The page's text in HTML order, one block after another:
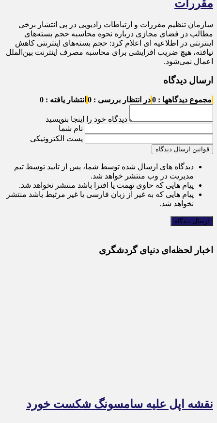
مقررات
سازمان تنظیم مقررات و ارتباطات رادیویی در پی انتشار برخی
مطالب در فضای مجازی درباره نحوه محاسبه حجم بسته‌های
اینترنتی در اطلاعیه ای اعلام کرد: حجم بسته‌های اینترنتی کاهش
نیافته، هیچ ضریب افزایشی برای محاسبه مصرف اینترنت بین‌الملل
اعمال نمی‌شود.
ارسال دیدگاه
مجموع دیدگاهها : 0 در انتظار بررسی : 0 انتشار یافته : 0
دیدگاه خود را اینجا بنویسید
نام شما
پست الکترونیکی
قوانین ارسال دیدگاه
دیدگاه های ارسال شده توسط شما، پس از تایید توسط تیم
مدیریت در وب منتشر خواهد شد.
پیام هایی که حاوی تهمت یا افترا باشد منتشر نخواهد شد.
پیام هایی که به غیر از زبان فارسی یا غیر مرتبط باشد منتشر
نخواهد شد.
اخبار لحظه‌ای دنیای گردشگری
نقشه اپل علیه سامسونگ شکست خورد